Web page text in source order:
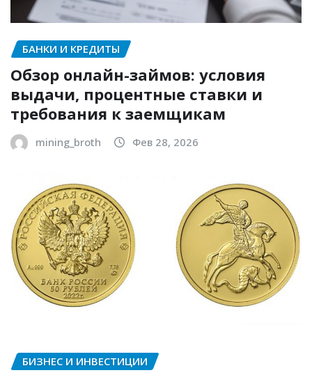
БАНКИ И КРЕДИТЫ
Обзор онлайн-займов: условия
выдачи, процентные ставки и
требования к заемщикам
mining_broth Фев 28, 2026
БИЗНЕС И ИНВЕСТИЦИИ